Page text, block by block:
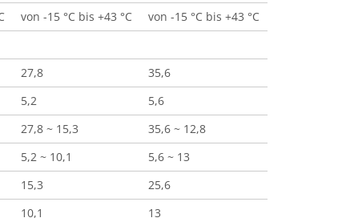
von -15 °C bis +43 °C
von -15 °C bis +43 °C
27,8
35,6
5,2
5,6
27,8 ~ 15,3
35,6 ~ 12,8
5,2 ~ 10,1
5,6 ~ 13
15,3
25,6
10,1
13